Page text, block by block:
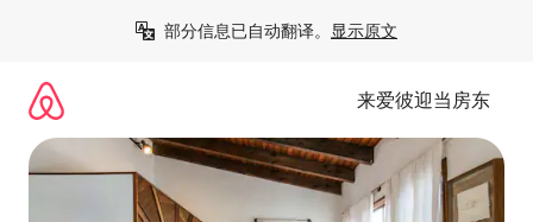
部分信息已自动翻译。 显示原文
来爱彼迎当房东